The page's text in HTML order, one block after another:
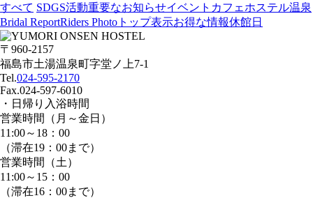
すべて SDGS活動重要なお知らせイベント カフェ ホステル温泉
Bridal ReportRiders Photo トップ表示お得な情報休館日
〒960-2157
福島市土湯温泉町字堂ノ上7-1
Tel.024-595-2170
Fax.024-597-6010
・日帰り入浴時間
営業時間（月～金日）
11:00～18：00
（滞在19：00まで）
営業時間（土）
11:00～15：00
（滞在16：00まで）